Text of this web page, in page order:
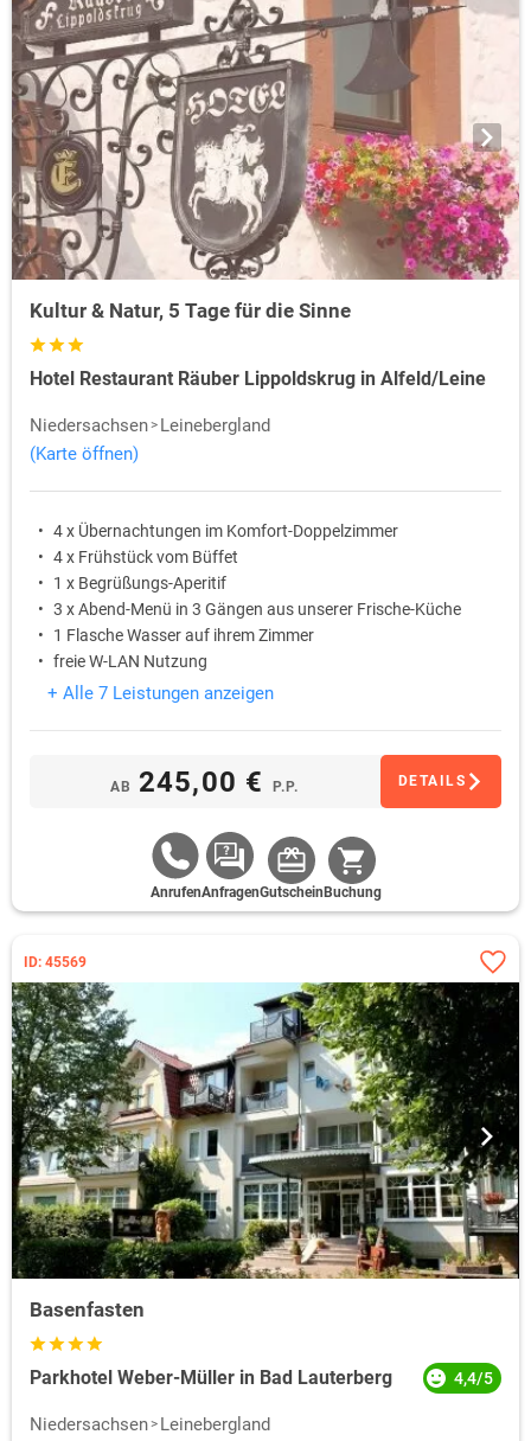
Kultur & Natur, 5 Tage für die Sinne
Hotel Restaurant Räuber Lippoldskrug in Alfeld/Leine
Niedersachsen
Leinebergland
(Karte öffnen)
4 x Übernachtungen im Komfort-Doppelzimmer
4 x Frühstück vom Büffet
1 x Begrüßungs-Aperitif
3 x Abend-Menü in 3 Gängen aus unserer Frische-Küche
1 Flasche Wasser auf ihrem Zimmer
freie W-LAN Nutzung
+ Alle 7 Leistungen anzeigen
AB 245,00 € P.P. DETAILS
AnrufenAnfragenGutschein Buchung
ID: 45569
Basenfasten
Parkhotel Weber-Müller in Bad Lauterberg 4,4/5
Niedersachsen
Leinebergland